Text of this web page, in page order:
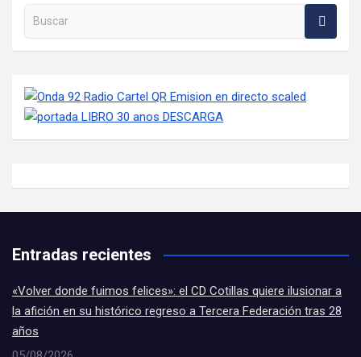
Buscar en la web
Entradas recientes
«Volver donde fuimos felices»: el CD Cotillas quiere ilusionar a
la afición en su histórico regreso a Tercera Federación tras 28
años